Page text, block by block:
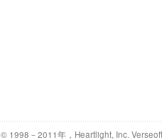
© 1998－2011年，Heartlight, Inc.